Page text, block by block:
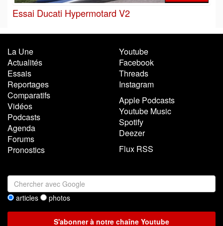
Essai Ducati Hypermotard V2
La Une
Actualités
Essais
Reportages
Comparatifs
Vidéos
Podcasts
Agenda
Forums
Pronostics
Youtube
Facebook
Threads
Instagram
Apple Podcasts
Youtube Music
Spotify
Deezer
Flux RSS
articles photos